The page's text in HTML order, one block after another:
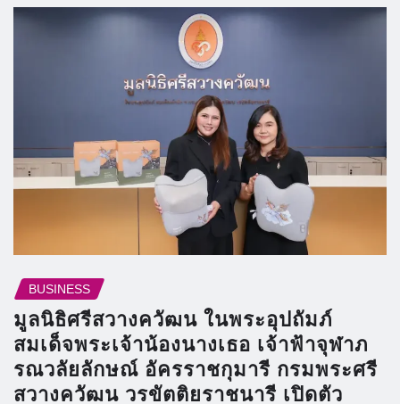
BUSINESS
มูลนิธิศรีสวางควัฒน ในพระอุปถัมภ์
สมเด็จพระเจ้าน้องนางเธอ เจ้าฟ้าจุฬาภ
รณวลัยลักษณ์ อัครราชกุมารี กรมพระศรี
สวางควัฒน วรขัตติยราชนารี เปิดตัว